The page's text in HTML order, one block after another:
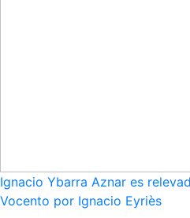
Ignacio Ybarra Aznar es
Vocento por Ignacio Eyriès